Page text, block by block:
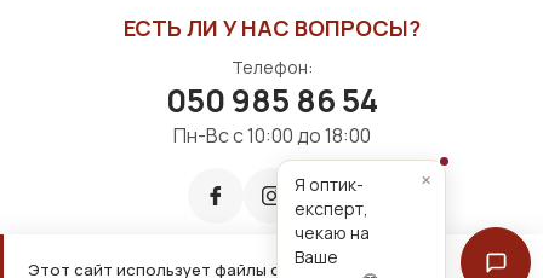
Этот сайт использует файлы cookie для удобной
ЕСТЬ ЛИ У НАС ВОПРОСЫ?
Телефон:
050 985 86 54
Пн-Вс с 10:00 до 18:00
Я оптик-
експерт,
чекаю на
Ваше
×